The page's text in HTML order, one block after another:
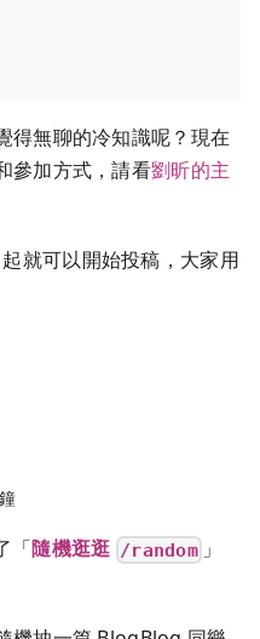
得無聊的冷知識呢？現在
參加方式，請看劉昕的主
就可以開始投稿，大家用
「隨機逛逛 /random 」